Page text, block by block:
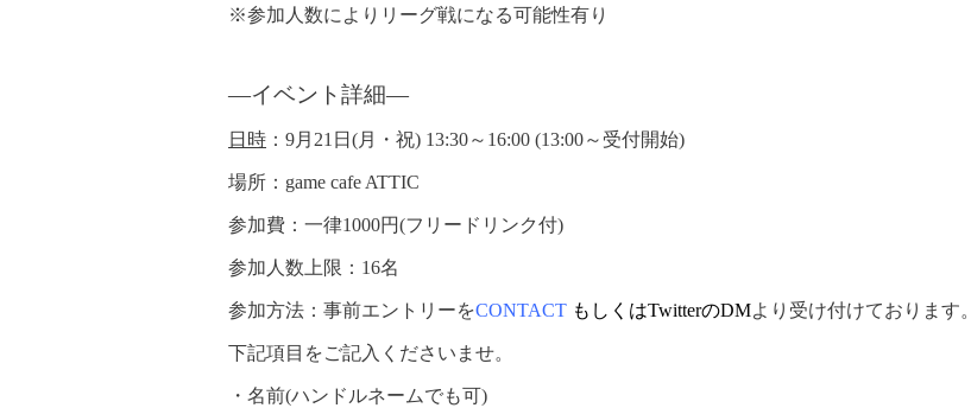
※参加人数によりリーグ戦になる可能性有り
―イベント詳細―
日時 ：9月21日(月・祝) 13:30～16:00 (13:00～受付開始)
場所 ：game cafe ATTIC
参加費 ：一律1000円(フリードリンク付)
参加人数上限 ：16名
参加方法 ： 事前エントリーをCONTACT もしくはTwitterのDMより受け付けております。
下記項目をご記入くださいませ。
・名前(ハンドルネームでも可)